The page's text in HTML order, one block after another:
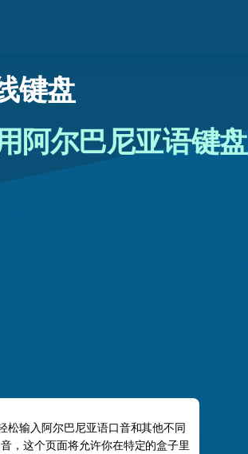
键盘
阿尔巴尼亚语键盘
松输入阿尔巴尼亚语口音和其他不同
，这个页面将允许你在特定的盒子里